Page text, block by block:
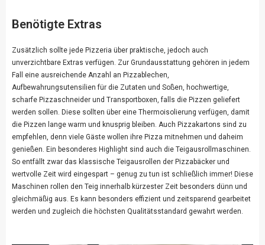
Benötigte Extras
Zusätzlich sollte jede Pizzeria über praktische, jedoch auch
unverzichtbare Extras verfügen. Zur Grundausstattung gehören in jedem
Fall eine ausreichende Anzahl an Pizzablechen,
Aufbewahrungsutensilien für die Zutaten und Soßen, hochwertige,
scharfe Pizzaschneider und Transportboxen, falls die Pizzen geliefert
werden sollen. Diese sollten über eine Thermoisolierung verfügen, damit
die Pizzen lange warm und knusprig bleiben. Auch Pizzakartons sind zu
empfehlen, denn viele Gäste wollen ihre Pizza mitnehmen und daheim
genießen. Ein besonderes Highlight sind auch die Teigausrollmaschinen.
So entfällt zwar das klassische Teigausrollen der Pizzabäcker und
wertvolle Zeit wird eingespart – genug zu tun ist schließlich immer! Diese
Maschinen rollen den Teig innerhalb kürzester Zeit besonders dünn und
gleichmäßig aus. Es kann besonders effizient und zeitsparend gearbeitet
werden und zugleich die höchsten Qualitätsstandard gewahrt werden.